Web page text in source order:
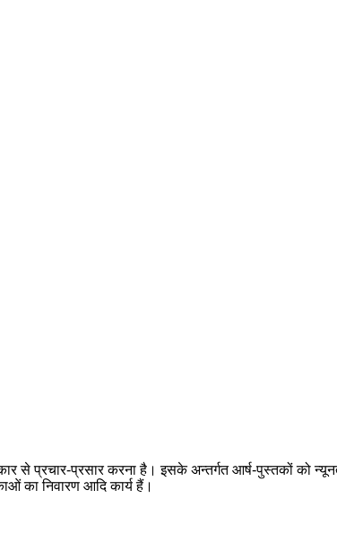
से प्रचार-प्रसार करना है। इसके अन्तर्गत आर्ष-पुस्तकों को
का निवारण आदि कार्य हैं।